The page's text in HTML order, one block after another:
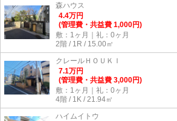
森ハウス
4.4万円
(管理費・共益費 1,000円)
敷：1ヶ月｜礼：0ヶ月
2階 / 1R / 15.00㎡
クレールＨＯＵＫＩ
7.1万円
(管理費・共益費 3,000円)
敷：1ヶ月｜礼：0ヶ月
4階 / 1K / 21.94㎡
ハイムイトウ